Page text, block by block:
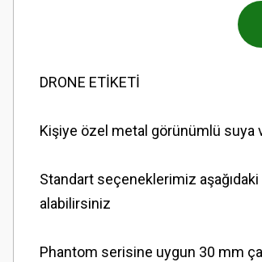
DRONE ETİKETİ
Kişiye özel metal görünümlü suya
Standart seçeneklerimiz
alabilirsiniz
Phantom serisine uygun 30 mm